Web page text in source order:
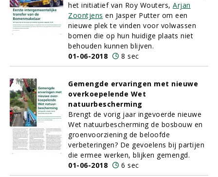
het initiatief van Roy Wouters, Arjan
Zoontjens en Jasper Putter om een
nieuwe plek te vinden voor volwassen
bomen die op hun huidige plaats niet
behouden kunnen blijven.
01-06-2018
8 sec
Gemengde ervaringen met nieuwe
overkoepelende Wet
natuurbescherming
Brengt de vorig jaar ingevoerde nieuwe
Wet natuurbescherming de bosbouw en
groenvoorziening de beloofde
verbeteringen? De gevoelens bij partijen
die ermee werken, blijken gemengd.
01-06-2018
6 sec